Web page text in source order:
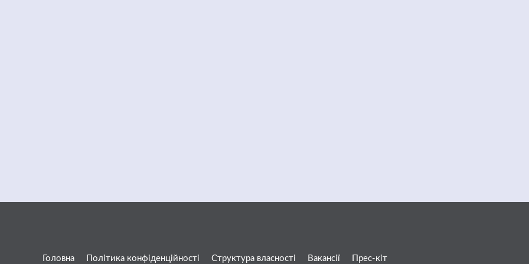
Головна Політика конфіденційності Структура власності Вакансії Прес-кіт